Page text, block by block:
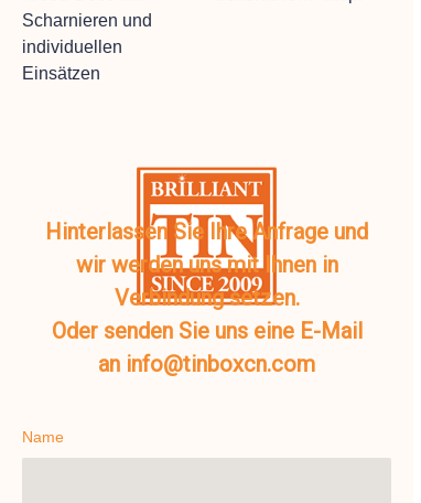
Scharnieren und
individuellen
Einsätzen
Hinterlassen Sie Ihre Anfrage und
wir werden uns mit Ihnen in
Verbindung setzen.
Oder senden Sie uns eine E-Mail
an info@tinboxcn.com
Name